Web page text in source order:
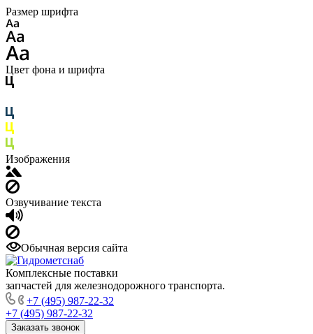
Размер шрифта
Цвет фона и шрифта
Изображения
Озвучивание текста
Обычная версия сайта
Комплексные поставки
запчастей для железнодорожного транспорта.
+7 (495) 987-22-32
+7 (495) 987-22-32
Заказать звонок